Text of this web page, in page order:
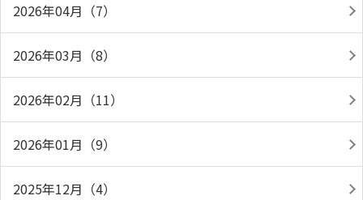
2026年04月（7）
2026年03月（8）
2026年02月（11）
2026年01月（9）
2025年12月（4）